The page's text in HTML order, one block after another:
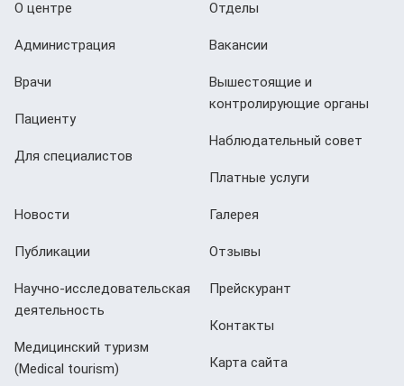
О центре
Администрация
Врачи
Пациенту
Для специалистов
Отделы
Вакансии
Вышестоящие и
контролирующие органы
Наблюдательный совет
Платные услуги
Новости
Публикации
Научно-исследовательская
деятельность
Медицинский туризм
(Мedical tourism)
Галерея
Отзывы
Прейскурант
Контакты
Карта сайта